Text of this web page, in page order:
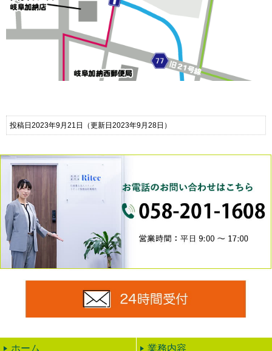
投稿日2023年9月21日 （更新日2023年9月28日）
ホーム 業務内容